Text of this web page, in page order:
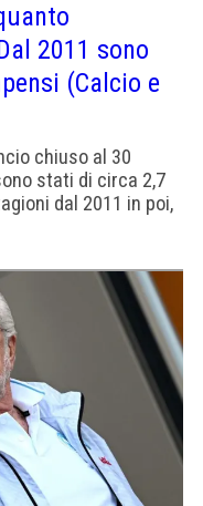
2011 sono
(Calcio e
chiuso al 30
stati di circa 2,7
dal 2011 in poi,